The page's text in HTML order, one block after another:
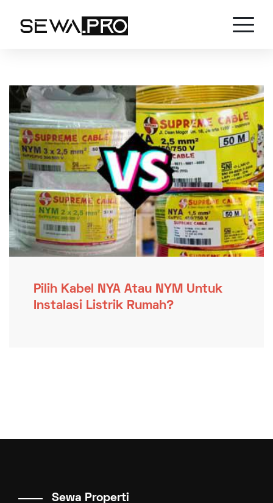
Pilih Kabel NYA Atau NYM Untuk
Instalasi Listrik Rumah?
Sewa Properti